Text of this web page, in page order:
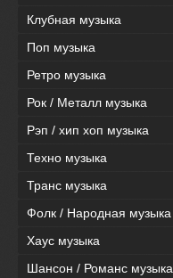
Клубная музыка
Поп музыка
Ретро музыка
Рок / Металл музыка
Рэп / хип хоп музыка
Техно музыка
Транс музыка
Фолк / Народная музыка
Хаус музыка
Шансон / Романс музыка